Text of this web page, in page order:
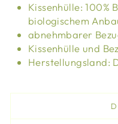
Kissenhülle: 100%
biologischem
abnehmbarer
Kissenhülle und
Herstellungsland: